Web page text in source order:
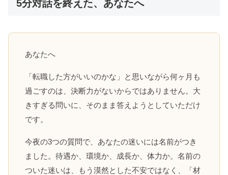
5分対話を終えた、あなたへ
あなたへ
「転職した方がいいのかな」と思いながら何ヶ月も
過ごすのは、決断力がないからではありません。大
きすぎる問いに、そのまま答えようとしていただけ
です。
今夜の3つの質問で、あなたの迷いには名前がつき
ました。待遇か、環境か、成長か、体力か。名前の
ついた迷いは、もう漠然とした不安ではなく、「材